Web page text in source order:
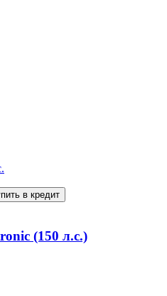
в кредит
(150 л.с.)